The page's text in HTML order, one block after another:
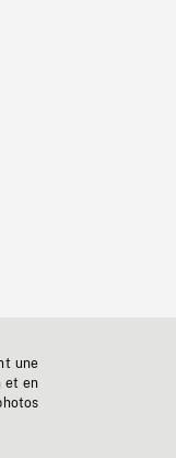
une
et en